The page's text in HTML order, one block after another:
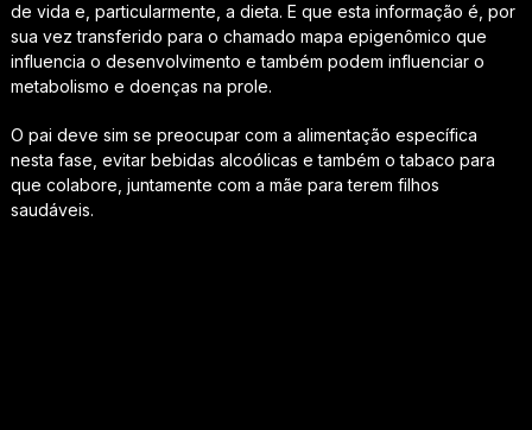
de vida e, particularmente, a dieta. E que esta informação é, por
sua vez transferido para o chamado mapa epigenômico que
influencia o desenvolvimento e também podem influenciar o
metabolismo e doenças na prole.
O pai deve sim se preocupar com a alimentação específica
nesta fase, evitar bebidas alcoólicas e também o tabaco para
que colabore, juntamente com a mãe para terem filhos
saudáveis.